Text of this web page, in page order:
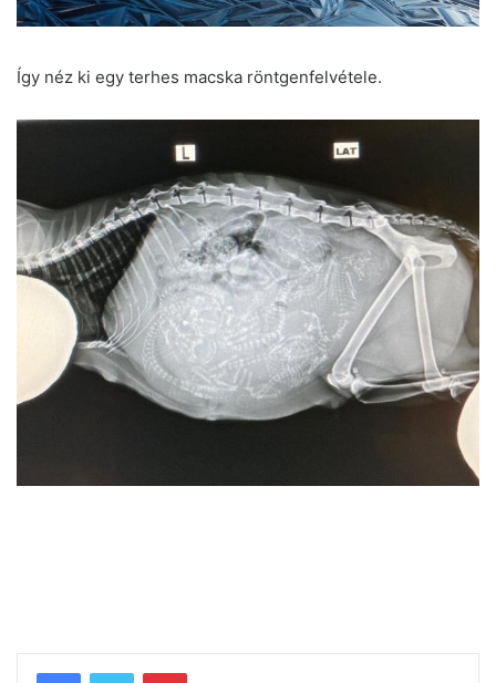
Így néz ki egy terhes macska röntgenfelvétele.
Pinterest